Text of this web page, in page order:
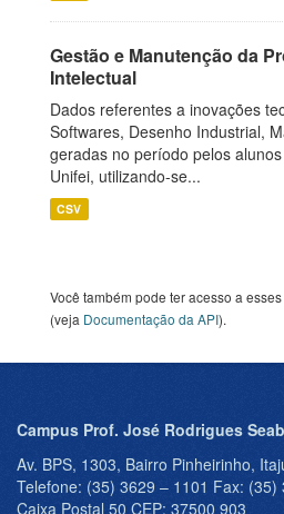
Gestão e Manutenção da
Intelectual
Dados referentes a inovações
Softwares, Desenho Industrial,
geradas no período pelos
Unifei, utilizando-se...
CSV
Você também pode ter acesso a
(veja Documentação da API).
Campus Prof. José Rodrigues
Av. BPS, 1303, Bairro Pinheirinho,
Telefone: (35) 3629 – 1101 Fax: (35)
Caixa Postal 50 CEP: 37500 903